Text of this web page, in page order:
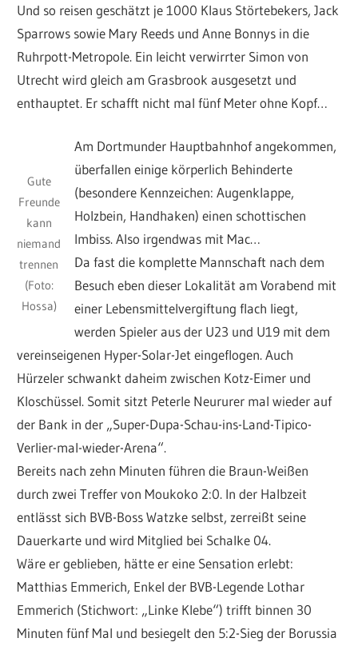
Und so reisen geschätzt je 1000 Klaus Störtebekers, Jack
Sparrows sowie Mary Reeds und Anne Bonnys in die
Ruhrpott-Metropole. Ein leicht verwirrter Simon von
Utrecht wird gleich am Grasbrook ausgesetzt und
enthauptet. Er schafft nicht mal fünf Meter ohne Kopf…
Gute
Freunde
kann
niemand
trennen
(Foto:
Hossa)
Am Dortmunder Hauptbahnhof angekommen,
überfallen einige körperlich Behinderte
(besondere Kennzeichen: Augenklappe,
Holzbein, Handhaken) einen schottischen
Imbiss. Also irgendwas mit Mac…
Da fast die komplette Mannschaft nach dem
Besuch eben dieser Lokalität am Vorabend mit
einer Lebensmittelvergiftung flach liegt,
werden Spieler aus der U23 und U19 mit dem
vereinseigenen Hyper-Solar-Jet eingeflogen. Auch
Hürzeler schwankt daheim zwischen Kotz-Eimer und
Kloschüssel. Somit sitzt Peterle Neururer mal wieder auf
der Bank in der „Super-Dupa-Schau-ins-Land-Tipico-
Verlier-mal-wieder-Arena“.
Bereits nach zehn Minuten führen die Braun-Weißen
durch zwei Treffer von Moukoko 2:0. In der Halbzeit
entlässt sich BVB-Boss Watzke selbst, zerreißt seine
Dauerkarte und wird Mitglied bei Schalke 04.
Wäre er geblieben, hätte er eine Sensation erlebt:
Matthias Emmerich, Enkel der BVB-Legende Lothar
Emmerich (Stichwort: „Linke Klebe“) trifft binnen 30
Minuten fünf Mal und besiegelt den 5:2-Sieg der Borussia